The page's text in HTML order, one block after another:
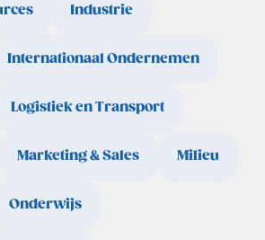
Industrie
Internationaal Ondernemen
Logistiek en Transport
Marketing & Sales Milieu
Onderwijs